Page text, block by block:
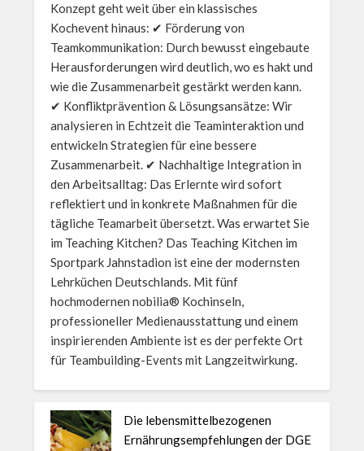
Konzept geht weit über ein klassisches
Kochevent hinaus: ✔ Förderung von
Teamkommunikation: Durch bewusst eingebaute
Herausforderungen wird deutlich, wo es hakt und
wie die Zusammenarbeit gestärkt werden kann.
✔ Konfliktprävention & Lösungsansätze: Wir
analysieren in Echtzeit die Teaminteraktion und
entwickeln Strategien für eine bessere
Zusammenarbeit. ✔ Nachhaltige Integration in
den Arbeitsalltag: Das Erlernte wird sofort
reflektiert und in konkrete Maßnahmen für die
tägliche Teamarbeit übersetzt. Was erwartet Sie
im Teaching Kitchen? Das Teaching Kitchen im
Sportpark Jahnstadion ist eine der modernsten
Lehrküchen Deutschlands. Mit fünf
hochmodernen nobilia® Kochinseln,
professioneller Medienausstattung und einem
inspirierenden Ambiente ist es der perfekte Ort
für Teambuilding-Events mit Langzeitwirkung.
Die lebensmittelbezogenen
Ernährungsempfehlungen der DGE